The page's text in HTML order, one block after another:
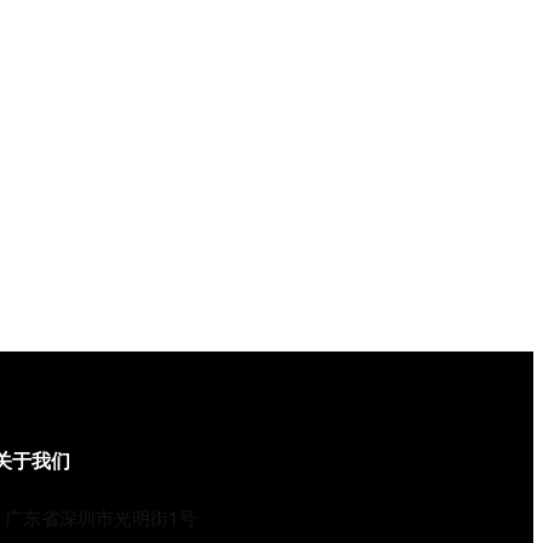
于我们
广东省深圳市光明街1号